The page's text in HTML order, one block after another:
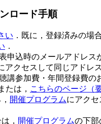
ロード手順
い ．既に，登録済みの場
．
申込時のメールアドレス
クセスして同じアドレ
講参加費・年間登録費の
たは， こちらのページ（
開催プログラムにアク
， 開催プログラムの下部